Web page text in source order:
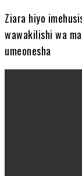
‎Ziara hiyo
wawakilishi wa
umeonesha